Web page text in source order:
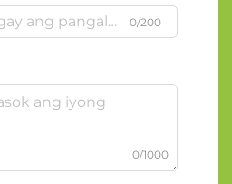
0/200
0/1000